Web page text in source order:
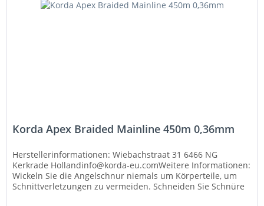
Korda Apex Braided Mainline 450m 0,36mm
Herstellerinformationen: Wiebachstraat 31 6466 NG
Kerkrade Hollandinfo@korda-eu.comWeitere Informationen:
Wickeln Sie die Angelschnur niemals um Körperteile, um
Schnittverletzungen zu vermeiden. Schneiden Sie Schnüre